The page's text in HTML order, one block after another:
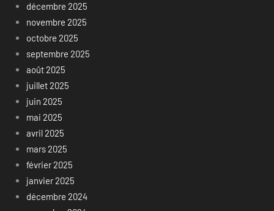
décembre 2025
novembre 2025
octobre 2025
septembre 2025
août 2025
juillet 2025
juin 2025
mai 2025
avril 2025
mars 2025
février 2025
janvier 2025
décembre 2024